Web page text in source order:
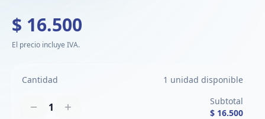
$ 16.500
El precio incluye IVA.
Cantidad 1 unidad disponible
1
Subtotal
$ 16.500